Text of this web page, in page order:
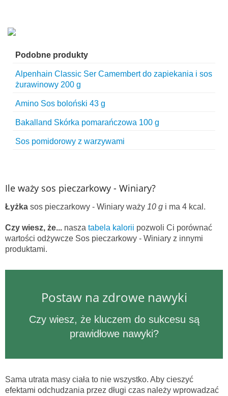
Podobne produkty
Alpenhain Classic Ser Camembert do zapiekania i sos
żurawinowy 200 g
Amino Sos boloński 43 g
Bakalland Skórka pomarańczowa 100 g
Sos pomidorowy z warzywami
Ile waży sos pieczarkowy - Winiary?
Łyżka sos pieczarkowy - Winiary waży 10 g i ma 4 kcal.
Czy wiesz, że... nasza tabela kalorii pozwoli Ci porównać
wartości odżywcze Sos pieczarkowy - Winiary z innymi
produktami.
Postaw na zdrowe nawyki
Czy wiesz, że kluczem do sukcesu są
prawidłowe nawyki?
Sama utrata masy ciała to nie wszystko. Aby cieszyć
efektami odchudzania przez długi czas należy wprowadzać